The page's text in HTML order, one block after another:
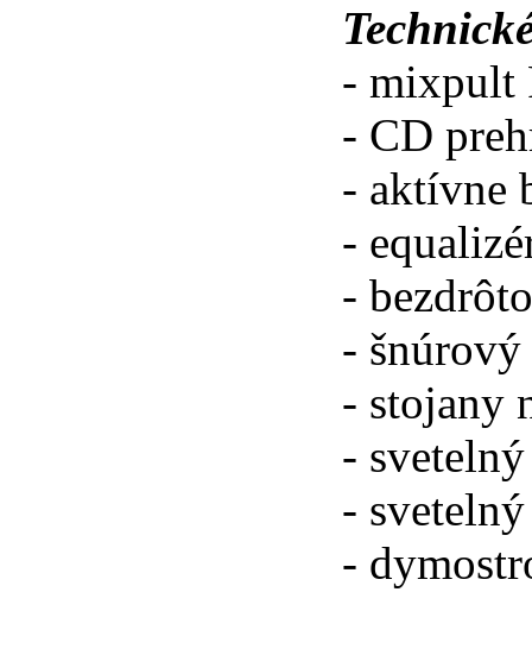
- mixpult
- CD
- aktívne
-
-
-
- stojany
-
-
-